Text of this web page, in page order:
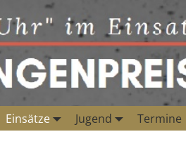
Einsätze Jugend Termine